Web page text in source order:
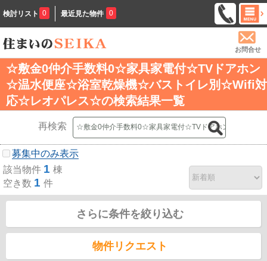
検討リスト 0 最近見た物件 0
お問合せ
☆敷金0仲介手数料0☆家具家電付☆TVドアホン
☆温水便座☆浴室乾燥機☆バストイレ別☆Wifi対
応☆レオパレス☆の検索結果一覧
再検索
募集中のみ表示
該当物件 1 棟
空き数 1 件
さらに条件を絞り込む
物件リクエスト